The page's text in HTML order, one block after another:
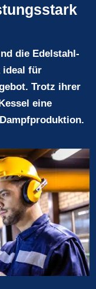
die Edelstahl-
ideal für
Trotz ihrer
eine